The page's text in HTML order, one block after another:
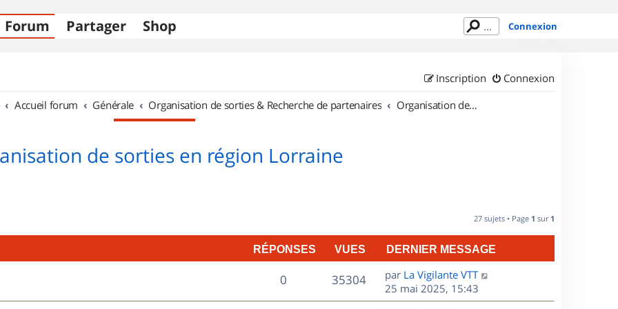
Forum Partager Shop Connexion
Connexion
Inscription
Accueil forum Générale Organisation de sorties & Recherche de partenaires Organisation de sorties en région Lorraine
de sorties en région Lorraine
27 sujets • Page 1 sur 1
RÉPONSES VUES DERNIER MESSAGE
0R
é
35304V
u
D
e
r
par La Vigilante VTT
25 mai 2025, 15:43